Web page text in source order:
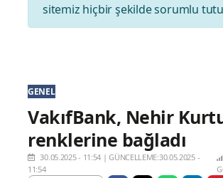
sitemiz hiçbir şekilde sorumlu
GENEL
VakıfBank, Nehir
renklerine bağladı
30.05.2025 - 11:54 |GÜNCELLEME:30.05.2025 -
11:54